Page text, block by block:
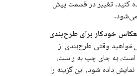
کنید. تغییر در قسمت پیش
خودکار برای طرح‌بندی
وقتی طرح‌بندی از
به جای چپ به راست،
داده شود، این گزینه را